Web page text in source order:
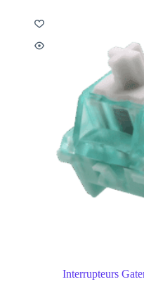
Interrupteurs